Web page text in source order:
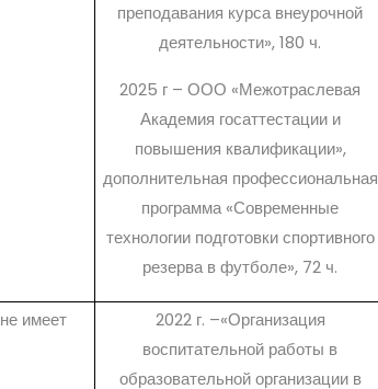
преподавания курса внеурочной
деятельности», 180 ч.
2025 г – ООО «Межотраслевая
Академия госаттестации и
повышения квалификации»,
дополнительная профессиональная
программа «Современные
технологии подготовки спортивного
резерва в футболе», 72 ч.
не имеет
2022 г. –«Организация
воспитательной работы в
образовательной организации в